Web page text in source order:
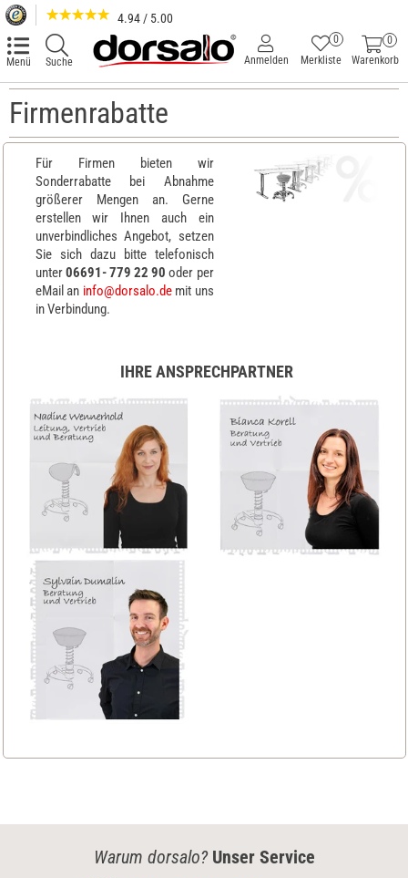
4.94 / 5.00
Menü Suche
0
Warenkorb
Merkliste
0
Anmelden
Firmenrabatte
Für Firmen bieten wir
Sonderrabatte bei Abnahme
größerer Mengen an. Gerne
erstellen wir Ihnen auch ein
unverbindliches Angebot, setzen
Sie sich dazu bitte telefonisch
unter06691- 779 22 90 oder per
eMail an info@dorsalo.demit uns
in Verbindung.
IHRE ANSPRECHPARTNER
Warum dorsalo? Unser Service